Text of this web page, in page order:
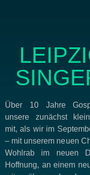
Über 10 Jahre
unsere zunächst
mit, als wir im
– mit unserem neuen
Wohlrab im neuen
Hoffnung, an einem